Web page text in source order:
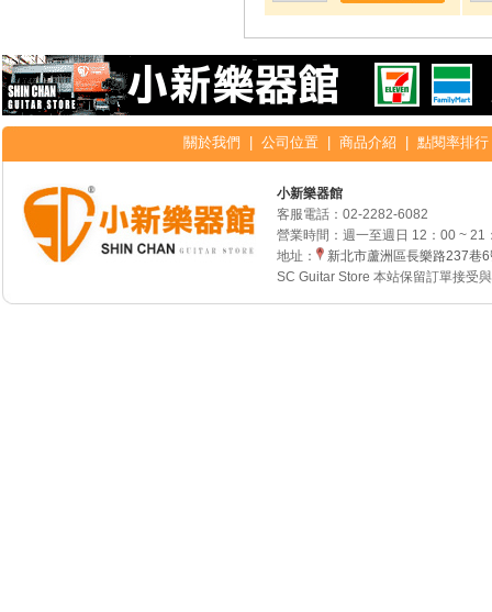
關於我們 | 公司位置 | 商品介紹 | 點閱率排行
小新樂器館
客服電話： 02-2282-6082
營業時間：週一至週日 12：00 ~ 21
地址：
新北市蘆洲區長樂路237巷
SC Guitar Store 本站保留訂單接受